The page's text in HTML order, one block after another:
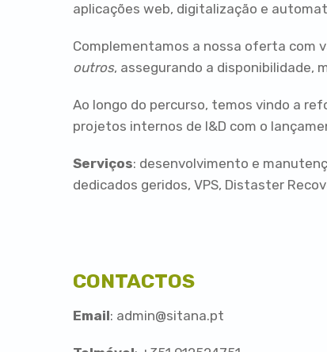
aplicações web, digitalização e
Complementamos a nossa oferta com
outros, assegurando a disponibilidade,
Ao longo do percurso, temos vindo a
projetos internos de I&D com o
Serviços: desenvolvimento e
dedicados geridos, VPS, Distaster
CONTACTOS
Email: admin@sitana.pt